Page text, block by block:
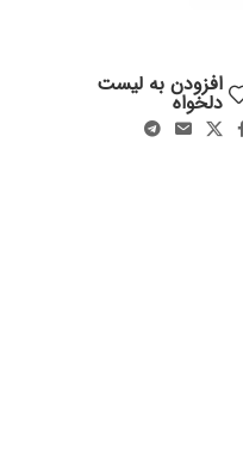
افزودن به لیست
دلخواه